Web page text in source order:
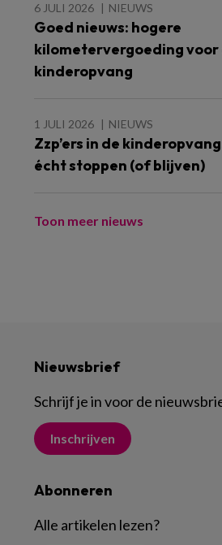
6 JULI 2026 NIEUWS
Goed nieuws: hogere
kilometervergoeding voor
kinderopvang
1 JULI 2026 NIEUWS
Zzp’ers in de
écht stoppen (of blijven)
Toon meer nieuws
Nieuwsbrief
Schrijf je in voor de
Inschrijven
Abonneren
Alle artikelen lezen?